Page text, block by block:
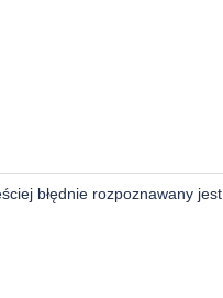
błędnie rozpoznawany jest